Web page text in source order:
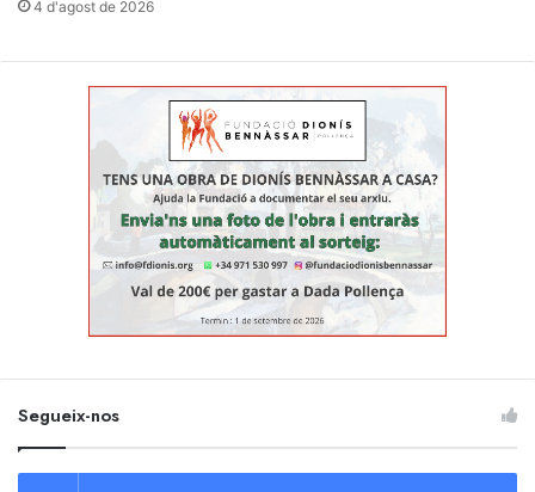
4 d'agost de 2026
Segueix-nos